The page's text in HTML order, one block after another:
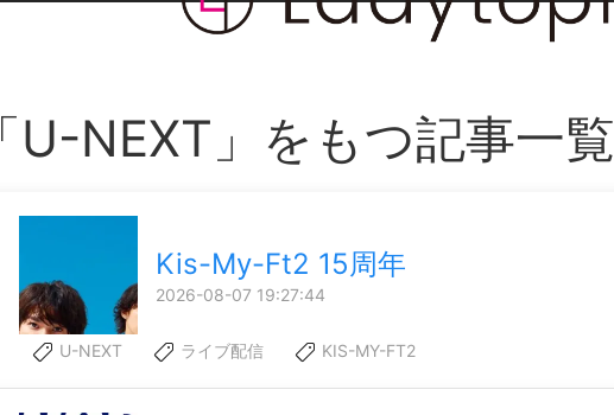
「U-NEXT」をもつ記事一覧
Kis-My-Ft2 15周年
2026-08-07 19:27:44
U-NEXT ライブ配信 KIS-MY-FT2